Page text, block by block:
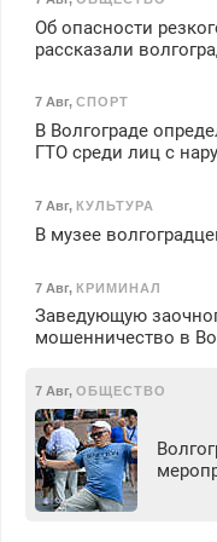
Об опасности
рассказали
7 Авг, СПОРТ
В Волгограде
ГТО среди лиц с
7 Авг, КУЛЬТУРА
В музее
7 Авг, КРИМИНАЛ
Заведующую
мошенничество в
7 Авг, ОБЩЕСТВО